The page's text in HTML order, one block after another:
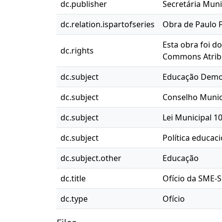
dc.publisher
Secretária
dc.relation.ispartofseries
Obra de Paulo
dc.rights
Esta obra foi
Commons
dc.subject
Educação
dc.subject
Conselho
dc.subject
Lei Municipal
dc.subject
Política
dc.subject.other
Educação
dc.title
Ofício da SME-
dc.type
Ofício